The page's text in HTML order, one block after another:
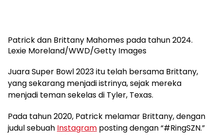
Patrick dan Brittany Mahomes pada tahun 2024.
Lexie Moreland/WWD/Getty Images
Juara Super Bowl 2023 itu telah bersama Brittany,
yang sekarang menjadi istrinya, sejak mereka
menjadi teman sekelas di Tyler, Texas.
Pada tahun 2020, Patrick melamar Brittany, dengan
judul sebuah Instagram posting dengan “#RingSZN.”